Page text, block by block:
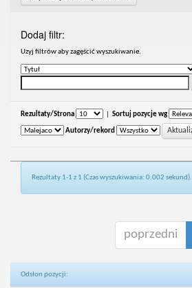
Dodaj filtr:
Uzyj filtrów aby zagęścić wyszukiwanie.
Rezultaty/Strona Sortuj pozycje wg
Autorzy/rekord
Rezultaty 1-1 z 1 (Czas wyszukiwania: 0.002 sekund).
poprzedni
Odsłon pozycji: